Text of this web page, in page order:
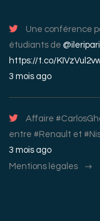
Une conférence
étudiants de
https://t.co/
3 mois ago
Affaire
entre #Renault et
3 mois ago
Mentions légales